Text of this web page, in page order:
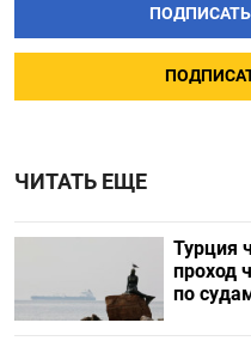
ЧИТАТЬ ЕЩЕ
Турция
проход
по